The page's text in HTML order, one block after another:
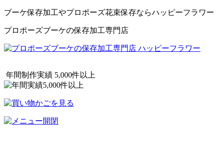
ブーケ保存加工やプロポーズ花束保存ならハッピーフラワー
プロポーズブーケの保存加工専門店
年間制作実績 5,000件以上